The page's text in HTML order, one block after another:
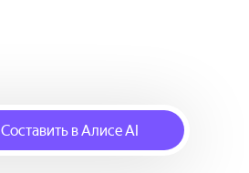
Составить в Алисе AI